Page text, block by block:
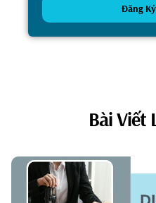
Đăng
Bài Viết